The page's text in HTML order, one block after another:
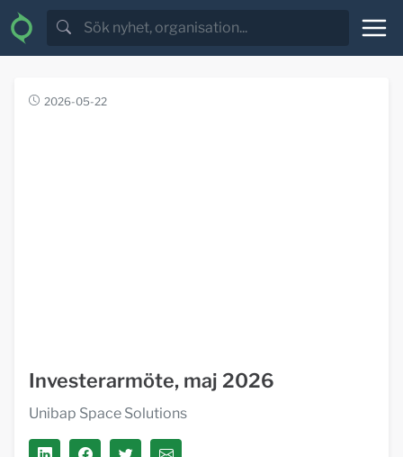
2026-05-22
Investerarmöte, maj 2026
Unibap Space Solutions